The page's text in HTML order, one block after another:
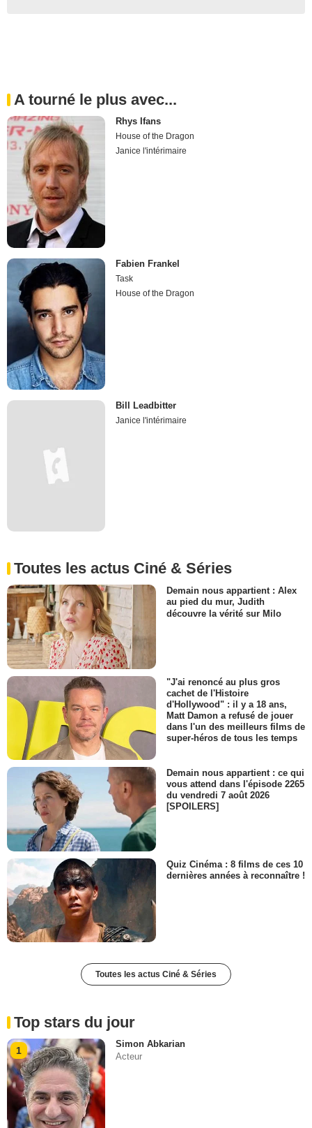
A tourné le plus avec...
Rhys Ifans
House of the Dragon
Janice l'intérimaire
Fabien Frankel
Task
House of the Dragon
Bill Leadbitter
Janice l'intérimaire
Toutes les actus Ciné & Séries
Demain nous appartient : Alex
au pied du mur, Judith
découvre la vérité sur Milo
"J'ai renoncé au plus gros
cachet de l'Histoire
d'Hollywood" : il y a 18 ans,
Matt Damon a refusé de jouer
dans l'un des meilleurs films de
super-héros de tous les temps
Demain nous appartient : ce qui
vous attend dans l'épisode 2265
du vendredi 7 août 2026
[SPOILERS]
Quiz Cinéma : 8 films de ces 10
dernières années à reconnaître !
Toutes les actus Ciné & Séries
Top stars du jour
1
Simon Abkarian
Acteur